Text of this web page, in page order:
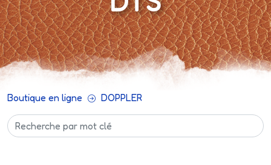
Boutique en ligne DOPPLER